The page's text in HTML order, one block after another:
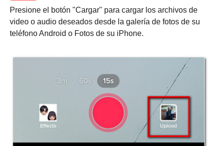
Presione el botón "Cargar" para cargar los archivos de
video o audio deseados desde la galería de fotos de su
teléfono Android o Fotos de su iPhone.